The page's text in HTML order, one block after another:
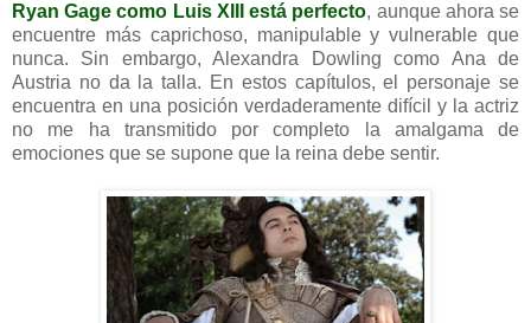
Ryan Gage como Luis XIII está perfecto, aunque ahora se
encuentre más caprichoso, manipulable y vulnerable que
nunca. Sin embargo, Alexandra Dowling como Ana de
Austria no da
la talla. En estos capítulos, el personaje se
encuentra en una posición verdaderamente difícil y la actriz
no me ha transmitido por completo la amalgama de
emociones que se supone que la reina debe sentir.